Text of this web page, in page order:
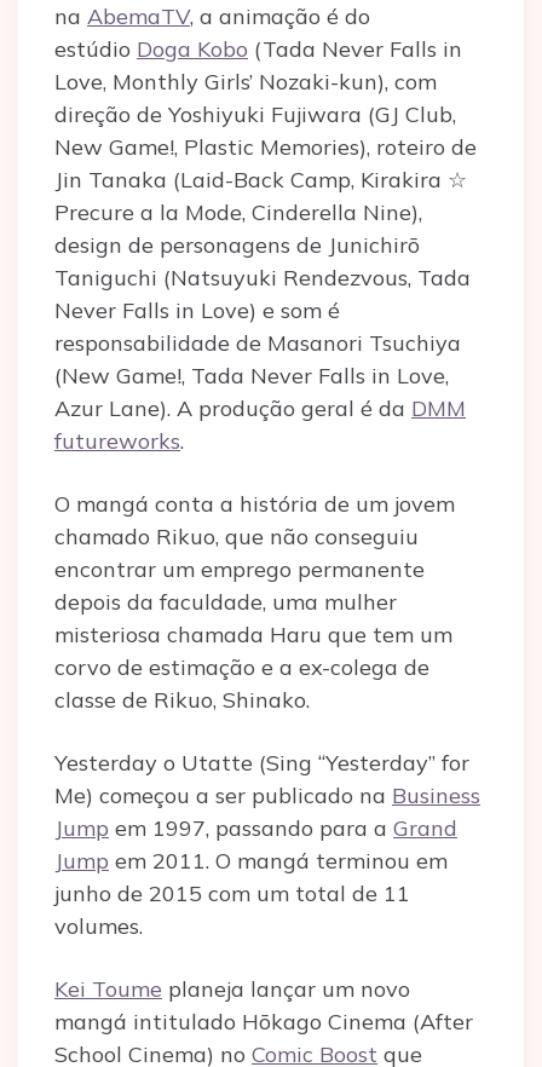
na AbemaTV, a animação é do
estúdio Doga Kobo (Tada Never Falls in
Love, Monthly Girls’ Nozaki-kun), com
direção de Yoshiyuki Fujiwara (GJ Club,
New Game!, Plastic Memories), roteiro de
Jin Tanaka (Laid-Back Camp, Kirakira ☆
Precure a la Mode, Cinderella Nine),
design de personagens de Junichirō
Taniguchi (Natsuyuki Rendezvous, Tada
Never Falls in Love) e som é
responsabilidade de Masanori Tsuchiya
(New Game!, Tada Never Falls in Love,
Azur Lane). A produção geral é da DMM
futureworks.
O mangá conta a história de um jovem
chamado Rikuo, que não conseguiu
encontrar um emprego permanente
depois da faculdade, uma mulher
misteriosa chamada Haru que tem um
corvo de estimação e a ex-colega de
classe de Rikuo, Shinako.
Yesterday o Utatte (Sing “Yesterday” for
Me) começou a ser publicado na Business
Jump em 1997, passando para a Grand
Jump em 2011. O mangá terminou em
junho de 2015 com um total de 11
volumes.
Kei Toume planeja lançar um novo
mangá intitulado Hōkago Cinema (After
School Cinema) no Comic Boost que